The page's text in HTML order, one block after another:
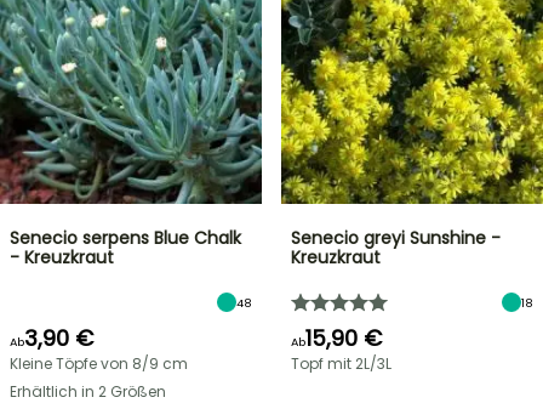
Senecio serpens Blue Chalk
- Kreuzkraut
48
Ab3,90 €
Kleine Töpfe von 8/9 cm
Erhältlich in 2 Größen
Senecio greyi Sunshine -
Kreuzkraut
18
Ab15,90 €
Topf mit 2L/3L